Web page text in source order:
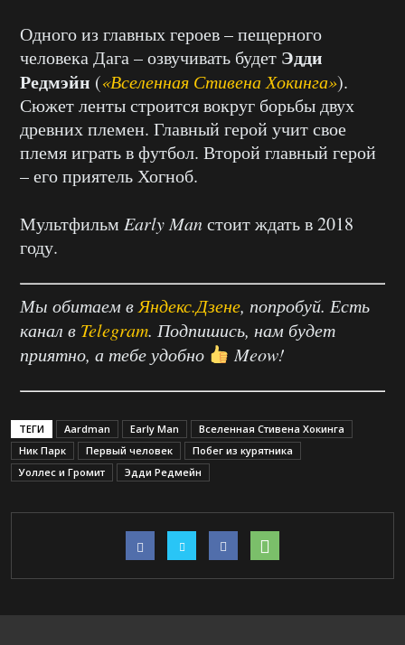
Одного из главных героев – пещерного
человека Дага – озвучивать будет Эдди
Редмэйн («Вселенная Стивена Хокинга»).
Сюжет ленты строится вокруг борьбы двух
древних племен. Главный герой учит свое
племя играть в футбол. Второй главный герой
– его приятель Хогноб.
Мультфильм Early Manстоит ждать в 2018
году.
Мы обитаем в Яндекс.Дзене, попробуй. Есть
канал в Telegram. Подпишись, нам будет
приятно, а тебе удобно
Meow!
ТЕГИ Aardman Early Man
Вселенная Стивена Хокинга
Ник Парк
Первый человек
Побег из курятника
Уоллес и Громит
Эдди Редмейн